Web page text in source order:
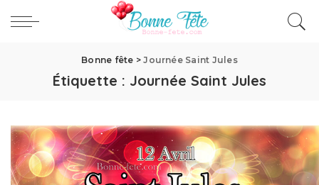
Bonne fête >Journée Saint Jules
Étiquette : Journée Saint Jules